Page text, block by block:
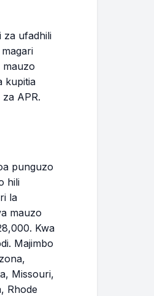
za ufadhili
mauzo
kupitia
APR.
punguzo
hili
la
mauzo
Kwa
Majimbo
Missouri,
Rhode